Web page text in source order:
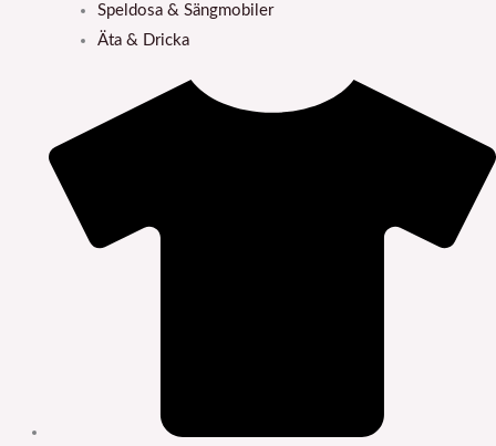
Speldosa & Sängmobiler
Äta & Dricka